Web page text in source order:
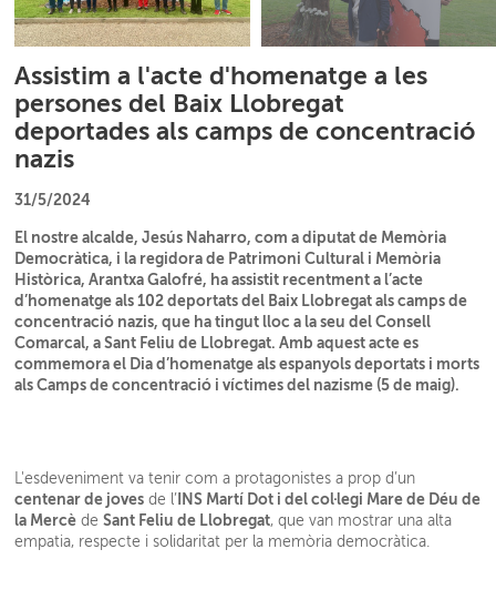
Assistim a l'acte d'homenatge a les
persones del Baix Llobregat
deportades als camps de concentració
nazis
31/5/2024
El nostre alcalde, Jesús Naharro, com a diputat de Memòria
Democràtica, i la regidora de Patrimoni Cultural i Memòria
Històrica, Arantxa Galofré, ha assistit recentment a l’acte
d’homenatge als 102 deportats del Baix Llobregat als camps de
concentració nazis, que ha tingut lloc a la seu del Consell
Comarcal, a Sant Feliu de Llobregat. Amb aquest acte es
commemora el Dia d’homenatge als espanyols deportats i morts
als Camps de concentració i víctimes del nazisme (5 de maig).
L'esdeveniment va tenir com a protagonistes a prop d’un
centenar de joves de l’ INS Martí Dot i del col·legi Mare de Déu de
la Mercè deSant Feliu de Llobregat, que van mostrar una alta
empatia, respecte i solidaritat per la memòria democràtica.